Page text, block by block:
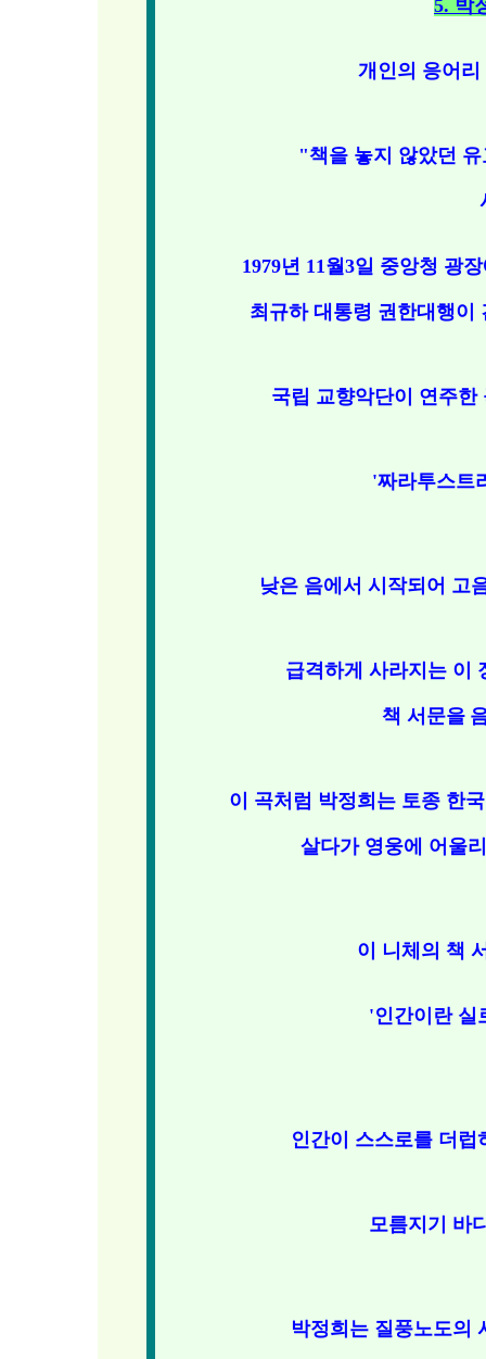
5. 박
개인의 응어
"책을 놓지 않았던
1979년 11월3일 중앙청 광
최규하 대통령 권한대행이
국립 교향악단이 연주
'짜라투스트
낮은 음에서 시작되어 고
급격하게 사라지는 이
책 서문을
이 곡처럼 박정희는 토종 한
살다가 영웅에 어울
이 니체의 책
'인간이란 실
인간이 스스로를 더
모름지기 바
박정희는 질풍노도의